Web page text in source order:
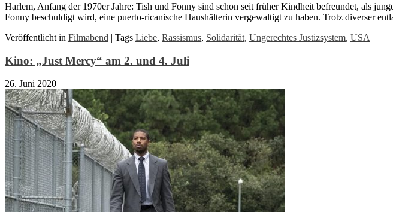
Harlem, Anfang der 1970er Jahre: Tish und Fonny sind schon seit früher Kindheit befreundet, als
Fonny beschuldigt wird, eine puerto-ricanische Haushälterin vergewaltigt zu haben. Trotz diverser
Veröffentlicht in Filmabend | Tags Liebe, Rassismus, Solidarität, Ungerechtes Justizsystem, USA
Kino: „Just Mercy“ am 2. und 4. Juli
26. Juni 2020